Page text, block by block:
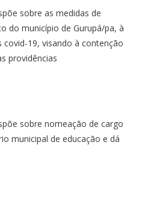
sobre as medidas de
do município de Gurupá/pa, à
19, visando à contenção
providências
sobre nomeação de cargo
municipal de educação e dá